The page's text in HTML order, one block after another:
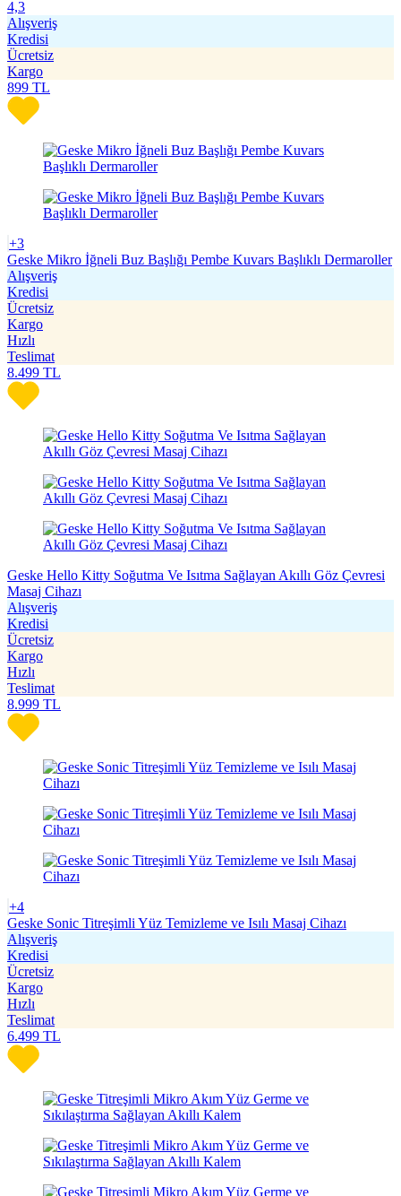
4,3
Alışveriş
Kredisi
Ücretsiz
Kargo
899 TL
+3
Geske Mikro İğneli Buz Başlığı Pembe Kuvars Başlıklı Dermaroller
Alışveriş
Kredisi
Ücretsiz
Kargo
Hızlı
Teslimat
8.499 TL
Geske Hello Kitty Soğutma Ve Isıtma Sağlayan Akıllı Göz Çevresi
Masaj Cihazı
Alışveriş
Kredisi
Ücretsiz
Kargo
Hızlı
Teslimat
8.999 TL
+4
Geske Sonic Titreşimli Yüz Temizleme ve Isılı Masaj Cihazı
Alışveriş
Kredisi
Ücretsiz
Kargo
Hızlı
Teslimat
6.499 TL